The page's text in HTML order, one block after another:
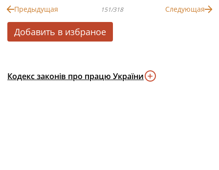
Предыдущая 151/318 Следующая
Добавить в избраное
Кодекс законів про працю України